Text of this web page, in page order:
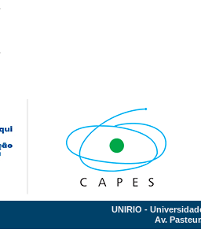
UNIRIO -
Av.